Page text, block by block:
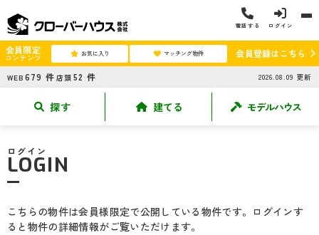
電話する ログイン
会員限定
コンテンツ お気に入り マッチング物件 会員登録はこちら
WEB 679 件 店頭 52 件 2026.08.09 更新
探す 建てる モデルハウス
ログイン
LOGIN
こちらの物件は会員様限定で公開している物件です。ログインす
ると物件の詳細情報がご覧いただけます。